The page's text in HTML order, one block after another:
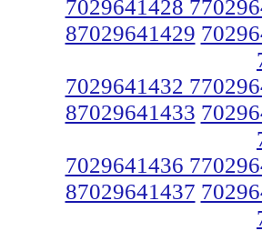
7029641428
87029641429
7029641432
87029641433
7029641436
87029641437